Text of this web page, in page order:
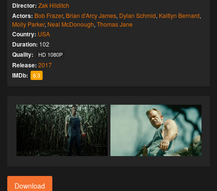
Director: Zak Hilditch
Actors: Bob Frazer, Brian d'Arcy James, Dylan Schmid, Kaitlyn Bernard,
Molly Parker, Neal McDonough, Thomas Jane
Country: USA
Duration: 102
Quality: HD 1080P
Release: 2017
IMDb: 6.3
Download